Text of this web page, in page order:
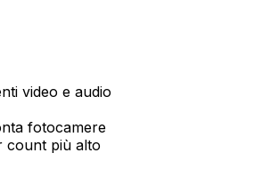
video e audio
fotocamere
count più alto